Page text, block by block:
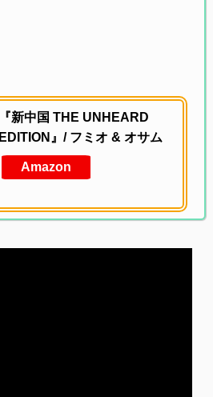
『新中国 THE UNHEARD
EDITION』/ フミオ & オサム
Amazon